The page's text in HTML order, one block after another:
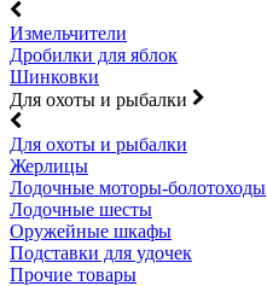
Измельчители
Дробилки для яблок
Шинковки
Для охоты и рыбалки
Для охоты и рыбалки
Жерлицы
Лодочные моторы-болотоходы
Лодочные шесты
Оружейные шкафы
Подставки для удочек
Прочие товары